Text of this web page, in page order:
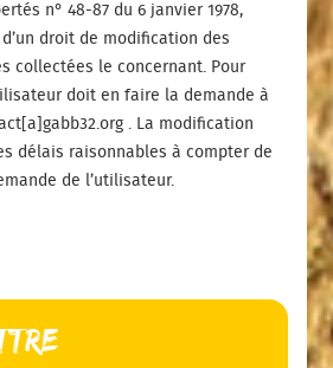
n° 48-87 du 6 janvier 1978,
droit de modification des
collectées le concernant. Pour
doit en faire la demande à
. La modification
délais raisonnables à compter de
de l’utilisateur.